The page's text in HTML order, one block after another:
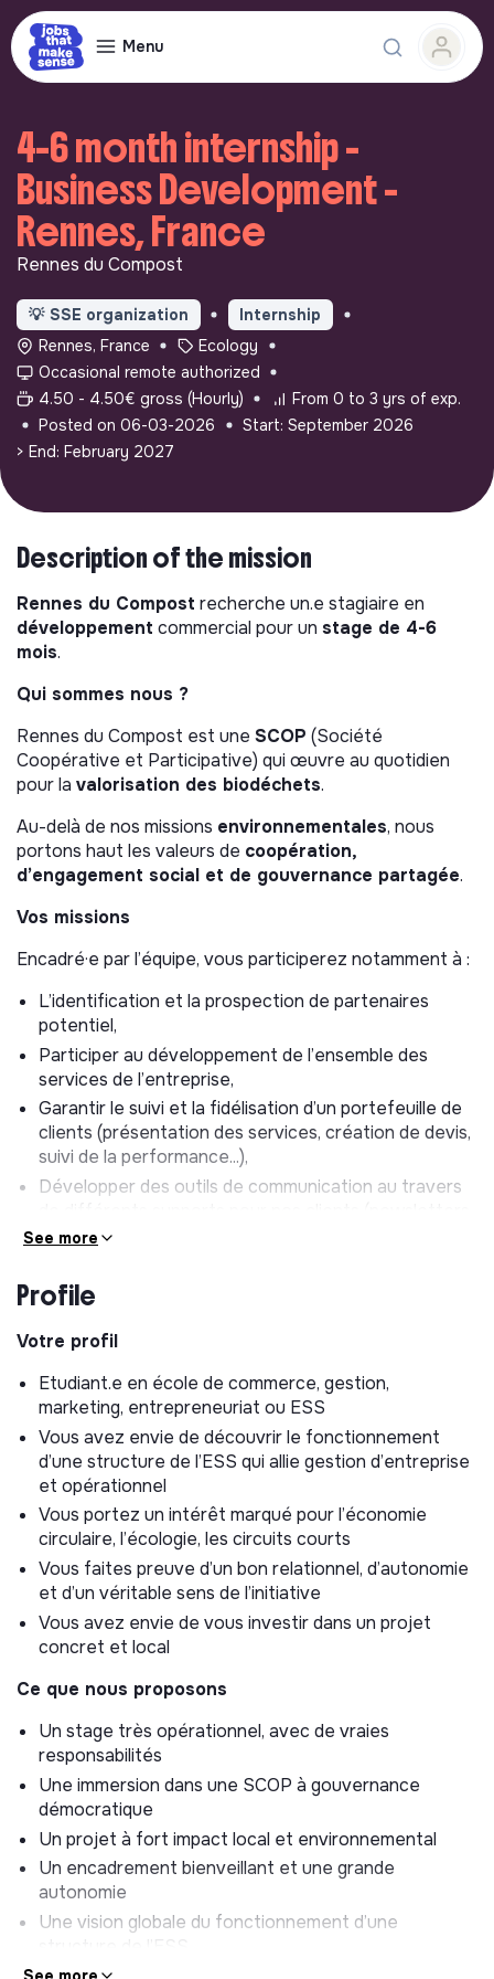
Menu
4-6 month internship -
Business Development -
Rennes, France
Rennes du Compost
💡 SSE organization
Internship
Rennes, France
Ecology
Occasional remote authorized
4.50 - 4.50€ gross (Hourly)
From 0 to 3 yrs of exp.
Posted on 06-03-2026
Start: September 2026
> End: February 2027
Description of the mission
Rennes du Compost recherche un.e stagiaire en
développement commercial pour un stage de 4-6
mois.
Qui sommes nous ?
Rennes du Compost est une SCOP (Société
Coopérative et Participative) qui œuvre au quotidien
pour la valorisation des biodéchets.
Au-delà de nos missions environnementales, nous
portons haut les valeurs de coopération,
d’engagement social et de gouvernance partagée.
Vos missions
Encadré·e par l’équipe, vous participerez notamment à :
L’identification et la prospection de partenaires
potentiel,
Participer au développement de l’ensemble des
services de l’entreprise,
Garantir le suivi et la fidélisation d’un portefeuille de
clients (présentation des services, création de devis,
suivi de la performance...),
Développer des outils de communication au travers
questionnaires de satisfaction, réseaux sociaux... ),
de Rennes du Compost
Missions annexes
Selon vos appétences et vos compétences, des
missions annexes pourront vous être proposées
(gestion administrative, tâches opérationnelles).
See more
Profile
Votre profil
Etudiant.e en école de commerce, gestion,
marketing, entrepreneuriat ou ESS
Vous avez envie de découvrir le fonctionnement
d’une structure de l’ESS qui allie gestion d’entreprise
et opérationnel
Vous portez un intérêt marqué pour l’économie
circulaire, l’écologie, les circuits courts
Vous faites preuve d’un bon relationnel, d’autonomie
et d’un véritable sens de l’initiative
Vous avez envie de vous investir dans un projet
concret et local
Ce que nous proposons
Un stage très opérationnel, avec de vraies
responsabilités
Une immersion dans une SCOP à gouvernance
démocratique
Un projet à fort impact local et environnemental
Un encadrement bienveillant et une grande
autonomie
Une vision globale du fonctionnement d’une